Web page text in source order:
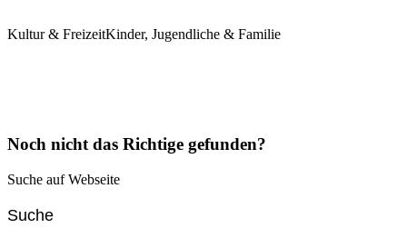
Kultur & FreizeitKinder, Jugendliche & Familie
Noch nicht das Richtige gefunden?
Suche auf Webseite